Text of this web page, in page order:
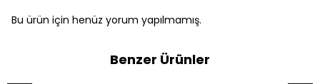
Bu ürün için henüz yorum yapılmamış.
Benzer Ürünler